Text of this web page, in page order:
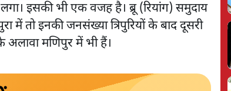
लगा। इसकी भी एक वजह है। ब्रू (रियांग) समुदाय
में तो इनकी जनसंख्या त्रिपुरियों के बाद दूसरी
अलावा मणिपुर में भी हैं।